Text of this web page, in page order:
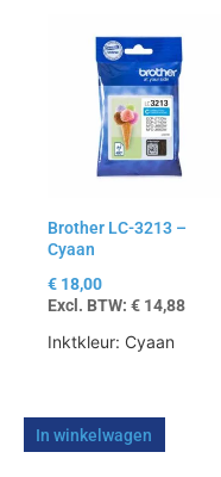
Brother LC-3213 –
Cyaan
€ 18,00
Excl. BTW: € 14,88
Inktkleur: Cyaan
In winkelwagen